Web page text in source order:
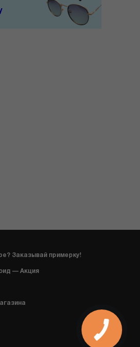
Заказывай примерку!
— Акция